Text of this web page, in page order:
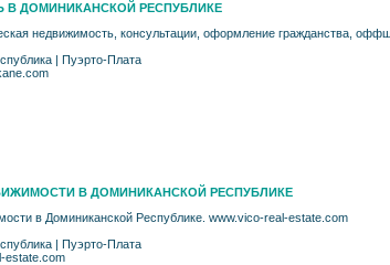
В ДОМИНИКАНСКОЙ РЕСПУБЛИКЕ
недвижимость, консультации, оформление гражданства,
| Пуэрто-Плата
В ДОМИНИКАНСКОЙ РЕСПУБЛИКЕ
в Доминиканской Республике. www.vico-real-estate.com
| Пуэрто-Плата
estate.com